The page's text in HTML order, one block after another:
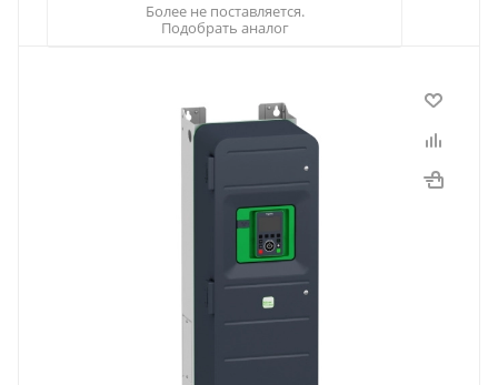
Более не поставляется.
Подобрать аналог